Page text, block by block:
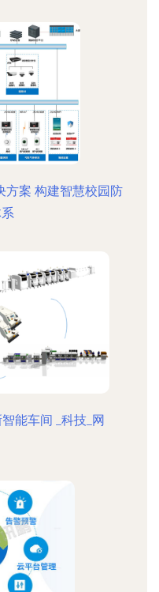
方案 构建智慧校园防
能车间 _科技_网